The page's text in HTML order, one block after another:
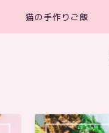
猫の手作りご飯